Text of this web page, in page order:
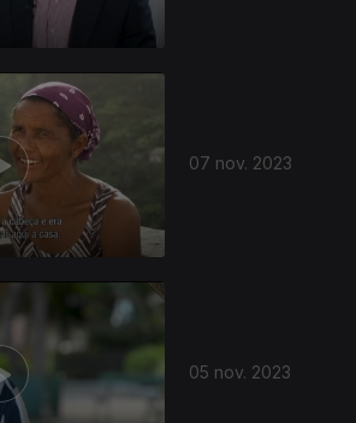
07 nov. 2023
05 nov. 2023